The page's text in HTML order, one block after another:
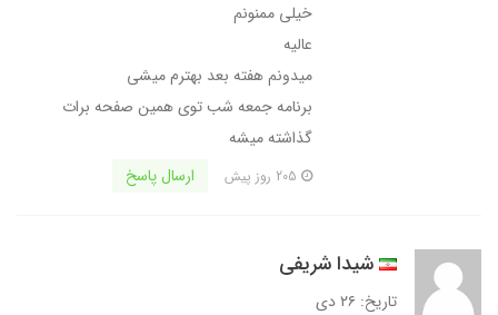
خیلی ممنونم
عالیه
میدونم هفته بعد بهترم میشی
برنامه جمعه شب توی همین صفحه برات
گذاشته میشه
ارسال پاسخ
شیدا شریفی
تاریخ: ۲۶ دی